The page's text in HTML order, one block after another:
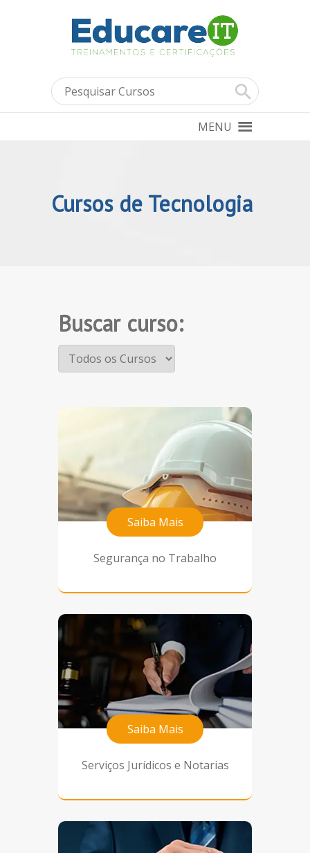
MENU
Cursos de Tecnologia
Buscar curso:
Saiba Mais
Segurança no Trabalho
Saiba Mais
Serviços Jurídicos e Notarias